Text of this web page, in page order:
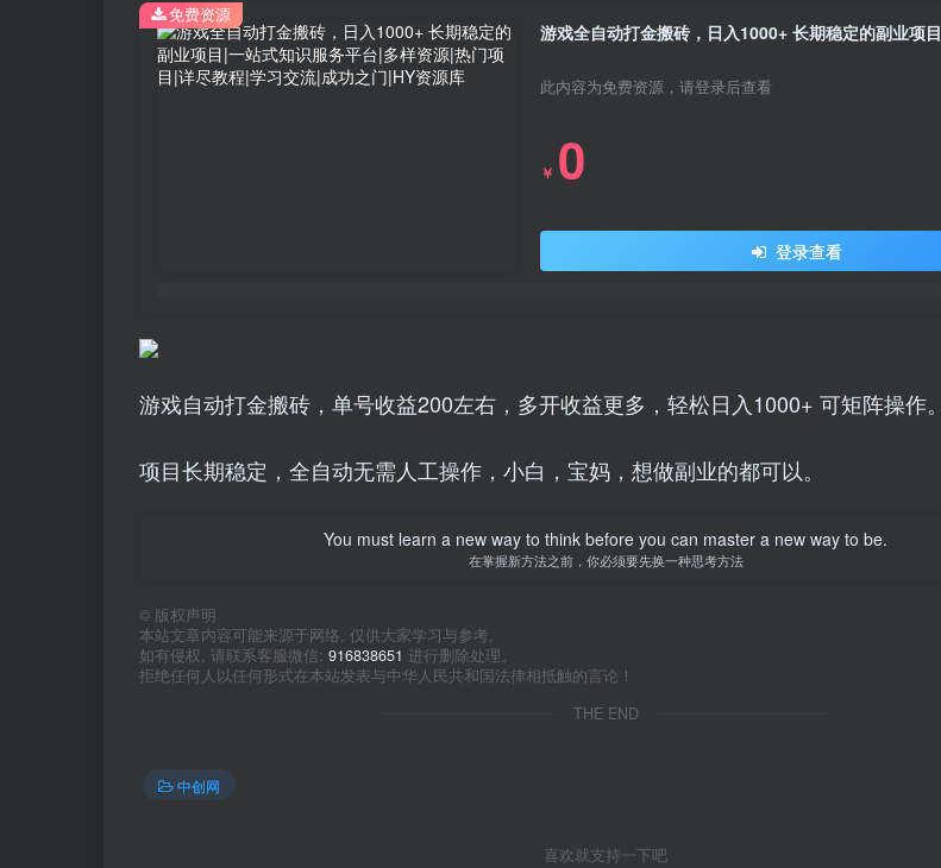
游戏全自动打金搬砖，日入1000+ 长期稳定的副业项目
此内容为免费资源，请登录后查看
￥ 0
登录查看
免费资源
游戏自动打金搬砖，单号收益200左右，多开收益更多，轻松日入1000+ 可矩阵操作。
项目长期稳定，全自动无需人工操作，小白，宝妈，想做副业的都可以。
You must learn a new way to think before you can master a new way to be.
在掌握新方法之前，你必须要先换一种思考方法
© 版权声明
本站文章内容可能来源于网络, 仅供大家学习与参考,
如有侵权, 请联系客服微信: 916838651 进行删除处理。
拒绝任何人以任何形式在本站发表与中华人民共和国法律相抵触的言论！
THE END
中创网
喜欢就支持一下吧